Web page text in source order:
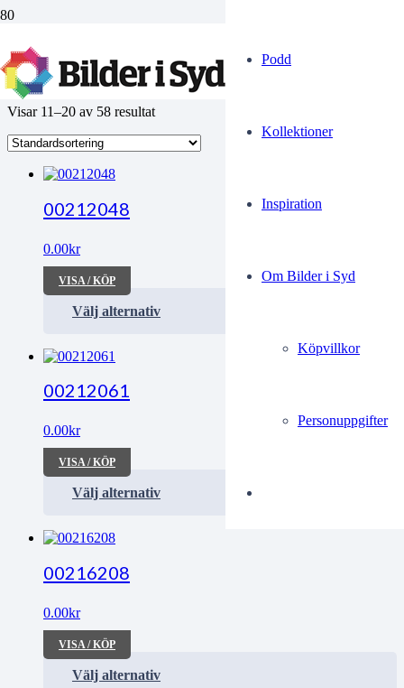
Podd
Kollektioner
Inspiration
Om Bilder i Syd
Köpvillkor
Personuppgifter
vid
Visar 11–20 av 58 resultat
00212048
0.00kr
VISA / KÖP
Välj alternativ
00212061
0.00kr
VISA / KÖP
Välj alternativ
00216208
0.00kr
VISA / KÖP
Välj alternativ